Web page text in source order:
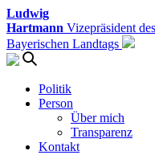
Ludwig
Hartmann Vizepräsident des
Bayerischen Landtags
Politik
Person
Über mich
Transparenz
Kontakt